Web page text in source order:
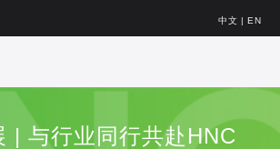
中文 | EN
| ​​与行业同行共赴HNC